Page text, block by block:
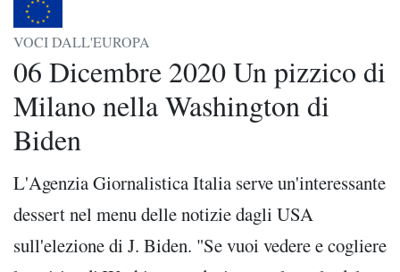
VOCI DALL'EUROPA
06 Dicembre 2020 Un pizzico di
Milano nella Washington di
Biden
L'Agenzia Giornalistica Italia serve un'interessante
dessert nel menu delle notizie dagli USA
sull'elezione di J. Biden. "Se vuoi vedere e cogliere